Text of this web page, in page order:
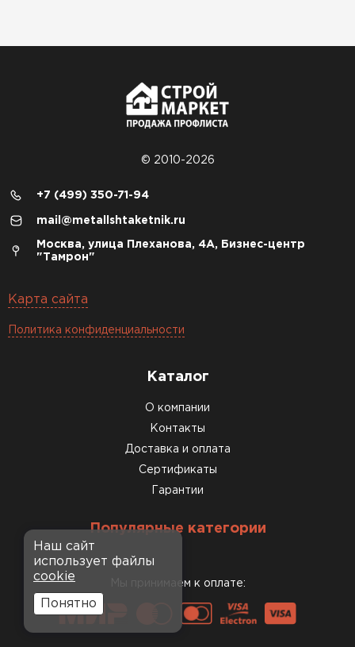
© 2010-2026
+7 (499) 350-71-94
mail@metallshtaketnik.ru
Москва, улица Плеханова, 4А, Бизнес-центр
"Тамрон"
Карта сайта
Политика конфиденциальности
Каталог
О компании
Контакты
Доставка и оплата
Сертификаты
Гарантии
Популярные категории
Мы принимаем к оплате:
Наш сайт
использует файлы
cookie
Понятно